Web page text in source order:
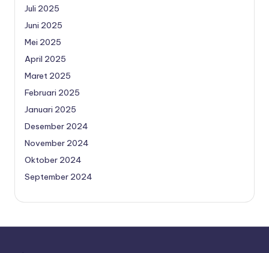
Juli 2025
Juni 2025
Mei 2025
April 2025
Maret 2025
Februari 2025
Januari 2025
Desember 2024
November 2024
Oktober 2024
September 2024